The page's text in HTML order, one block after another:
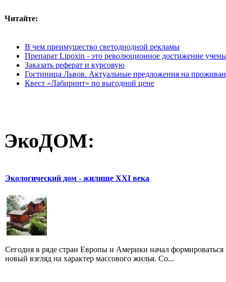
Читайте:
В чем преимущество светодиодной рекламы
Препарат Lipoxin - это революционное достижение
Заказать реферат и курсовую
Гостиница Львов. Актуальные предложения на
Квест «Лабиринт» по выгодной цене
ЭкоДОМ:
Экологический дом - жилище XXI века
Сегодня в ряде стран Европы и Америки начал формироваться
новый взгляд на характер массового жилья. Со...